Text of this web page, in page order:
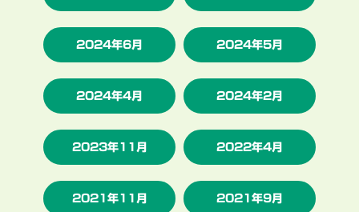
2024年6月 2024年5月
2024年4月 2024年2月
2023年11月 2022年4月
2021年11月 2021年9月